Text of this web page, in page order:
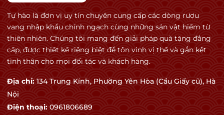
Tự hào là đơn vị uy tín chuyên cung cấp các dòng rượu
vang nhập khẩu chính ngạch cùng những sản vật hiếm từ
thiên nhiên. Chúng tôi mang đến giải pháp quà tặng đẳng
cấp, được thiết kế riêng biệt để tôn vinh vị thế và gắn kết
tình thân cho mọi đối tác và khách hàng.
Địa chỉ: 134 Trung Kính, Phường Yên Hòa (Cầu Giấy cũ), Hà
Nội
Điện thoại: 0961806689